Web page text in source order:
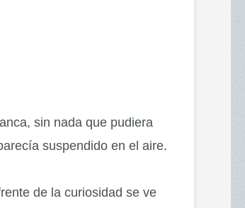
sin nada que pudiera
suspendido en el aire.
de la curiosidad se ve